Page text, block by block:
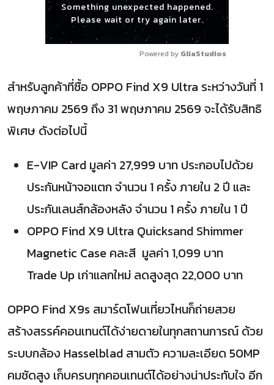
Something unexpected happened.
Please wait or try again later.
Powered by GliaStudios
สำหรับลูกค้าที่ซื้อ OPPO Find X9 Ultra ระหว่างวันที่ 1
พฤษภาคม 2569 ถึง 31 พฤษภาคม 2569 จะได้รับสิทธิ
พิเศษ ดังต่อไปนี้
E-VIP Card มูลค่า 27,999 บาท ประกอบไปด้วย
ประกันหน้าจอแตก จำนวน 1 ครั้ง ภายใน 2 ปี และ
ประกันเลนส์กล้องหลัง จำนวน 1 ครั้ง ภายใน 1 ปี
OPPO Find X9 Ultra Quicksand Shimmer
Magnetic Case คละสี มูลค่า 1,099 บาท
Trade Up เก่าแลกใหม่ ลดสูงสุด 22,000 บาท
OPPO Find X9s สมาร์ตโฟนเที่ยวไหนก็ถ่ายสวย
สร้างสรรค์คอนเทนต์ได้ง่ายดายในทุกสถานการณ์ ด้วย
ระบบกล้อง Hasselblad สามตัว ความละเอียด 50MP
คมชัดสูง เก็บครบทุกคอนเทนต์ได้อย่างน่าประทับใจ อีก